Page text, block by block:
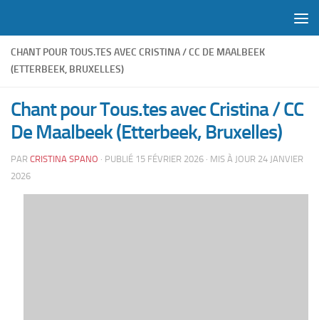
CHANT POUR TOUS.TES AVEC CRISTINA / CC DE MAALBEEK
(ETTERBEEK, BRUXELLES)
Chant pour Tous.tes avec Cristina / CC
De Maalbeek (Etterbeek, Bruxelles)
PAR CRISTINA SPANO · PUBLIÉ 15 FÉVRIER 2026 · MIS À JOUR 24 JANVIER
2026